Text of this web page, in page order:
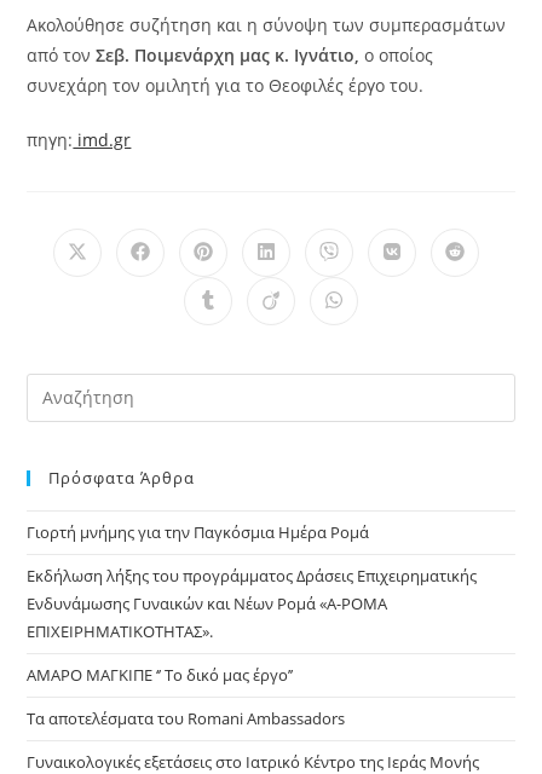
Ακολούθησε συζήτηση και η σύνοψη των συμπερασμάτων
από τον Σεβ. Ποιμενάρχη μας κ. Ιγνάτιο,ο οποίος
συνεχάρη τον ομιλητή για το Θεοφιλές έργο του.
πηγη: imd.gr
Opens Opens Opens
a
new
Opens
a
new
Opens
a
new
Opens Opens
Opens
window
Opens
window
Opens
window
Πρόσφατα Άρθρα
Γιορτή μνήμης για την Παγκόσμια Ημέρα Ρομά
Εκδήλωση λήξης του προγράμματος Δράσεις Επιχειρηματικής
Ενδυνάμωσης Γυναικών και Νέων Ρομά «Α-ΡΟΜΑ
ΕΠΙΧΕΙΡΗΜΑΤΙΚΟΤΗΤΑΣ».
ΑΜΑΡΟ ΜΑΓΚΙΠΕ ‘’ Το δικό μας έργο’’
Τα αποτελέσματα του Romani Ambassadors
Γυναικολογικές εξετάσεις στο Ιατρικό Κέντρο της Ιεράς Μονής